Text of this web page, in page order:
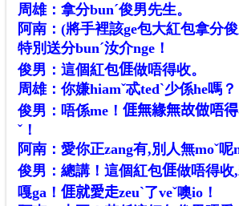
周雄：拿分bunˊ俊男先生。
阿南：(將手裡該ge包大紅包拿分
特別送分bunˊ汝介nge！
俊男：這個紅包𠊎做唔得收。
周雄：你嫌hiamˇ忒tedˋ少係he嗎？
俊男：唔係me！𠊎無緣無故做唔
ˇ！
阿南：愛你正zang有,別人無moˇ呢
俊男：總講！這個紅包𠊎做唔得收
嘎ga！𠊎就愛走zeuˋ了veˇ噢io！